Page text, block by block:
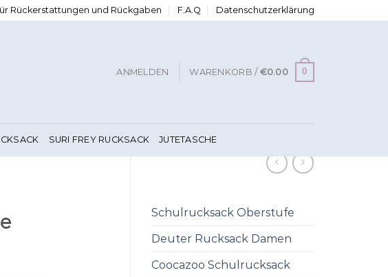
Rückerstattungen und Rückgaben F.A.Q Datenschutzerklärung
ANMELDEN WARENKORB / €0.00 0
SURI FREY RUCKSACK JUTETASCHE
Schulrucksack Oberstufe
Deuter Rucksack Damen
Coocazoo Schulrucksack